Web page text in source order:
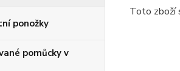
ponožky
pomůcky v
Toto zboží